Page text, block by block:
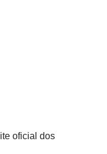
oficial dos